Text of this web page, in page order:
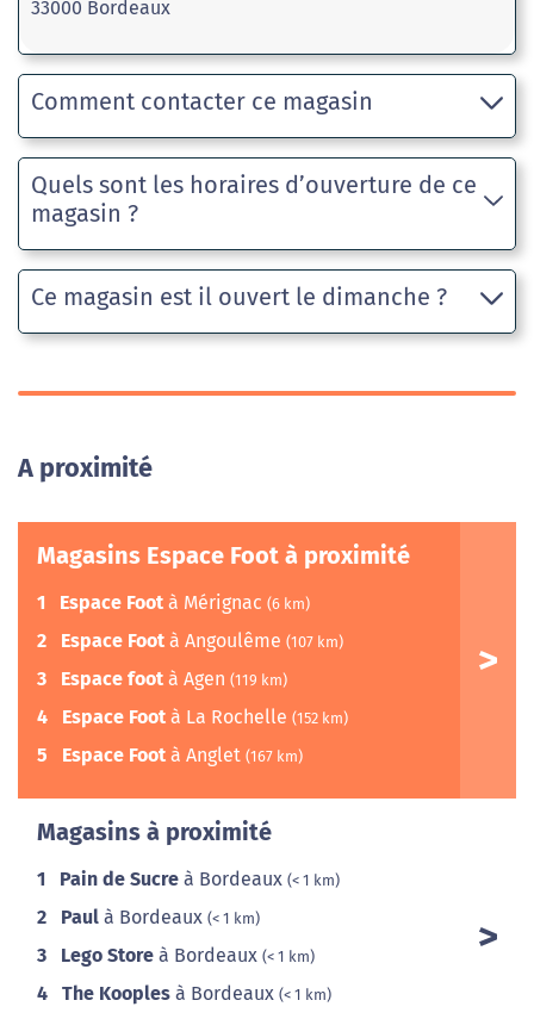
33000 Bordeaux
Comment contacter ce magasin
Quels sont les horaires d’ouverture de ce
magasin ?
Ce magasin est il ouvert le dimanche ?
A proximité
Magasins Espace Foot à proximité
1 Espace Foot à Mérignac (6 km)
2 Espace Foot à Angoulême (107 km)
3 Espace foot à Agen (119 km)
4 Espace Foot à La Rochelle (152 km)
5 Espace Foot à Anglet (167 km)
Magasins à proximité
1 Pain de Sucre à Bordeaux (< 1 km)
2 Paul à Bordeaux (< 1 km)
3 Lego Store à Bordeaux (< 1 km)
4 The Kooples à Bordeaux (< 1 km)